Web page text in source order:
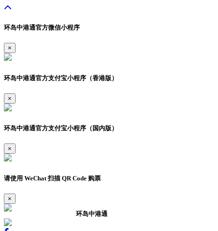
环岛中港通官方微信小程序
×
环岛中港通官方支付宝小程序（香港版）
×
环岛中港通官方支付宝小程序（国内版）
×
请使用 WeChat 扫描 QR Code 购票
×
环岛中港通